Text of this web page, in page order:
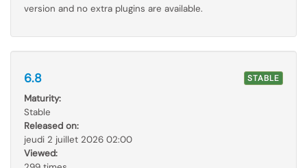
version and no extra plugins are available.
STABLE
6.8
Maturity:
Stable
Released on:
jeudi 2 juillet 2026 02:00
Viewed: